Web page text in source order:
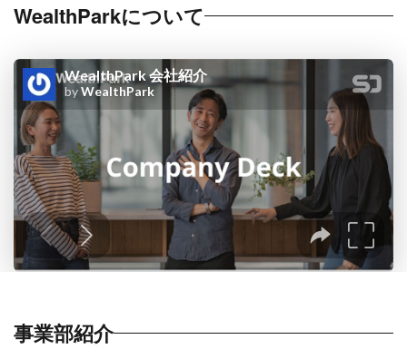
WealthParkについて
事業部紹介